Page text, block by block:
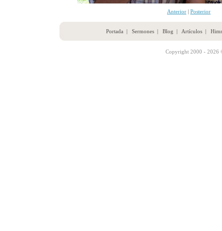
Anterior | Posterior
Portada | Sermones| Blog | Artículos|
Copyright 2000 - 2026